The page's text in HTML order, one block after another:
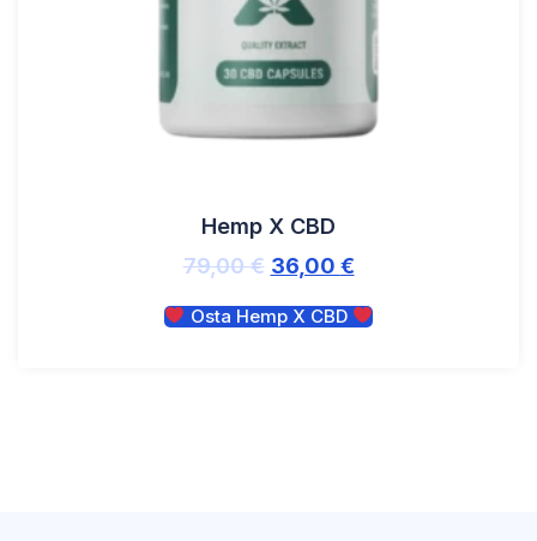
Hemp X CBD
79,00€ 36,00 €
Osta Hemp X CBD